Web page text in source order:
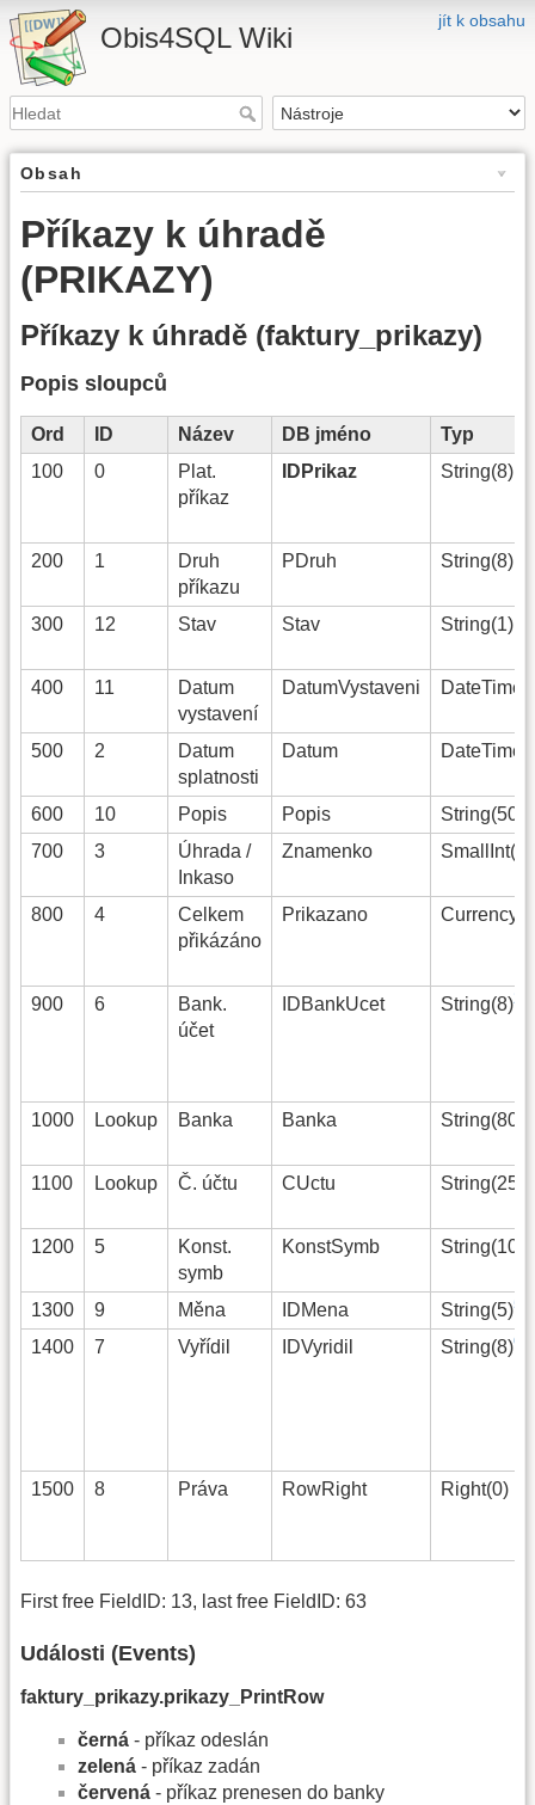
jít k obsahu
Obis4SQL Wiki
Obsah
Příkazy k úhradě
(PRIKAZY)
Příkazy k úhradě (faktury_prikazy)
Popis sloupců
Ord ID Název DB jméno
Typ
100
0
Plat.
příkaz
IDPrikaz String(8)
200 1
Druh
příkazu
PDruh String(8)
300 12 Stav Stav String(1)
400 11
Datum
vystavení
DatumVystaveni
500 2
Datum
splatnosti
Datum
600 10 Popis Popis
String(50)
700
3
Úhrada /
Inkaso
Znamenko SmallInt(0)
800 4
Celkem
přikázáno
Prikazano
900 6
Bank.
účet
IDBankUcet String(8)2)
1000 Lookup Banka Banka String(80)
1100 Lookup Č. účtu CUctu String(25)
1200 5
Konst.
symb
KonstSymb String(10)
1300 9 Měna IDMena String(5)5)
1400 7 Vyřídil IDVyridil String(8)6)
1500 8 Práva RowRight Right(0)
First free FieldID: 13, last free FieldID: 63
Události (Events)
faktury_prikazy.prikazy_PrintRow
černá - příkaz odeslán
zelená - příkaz zadán
červená - příkaz prenesen do banky